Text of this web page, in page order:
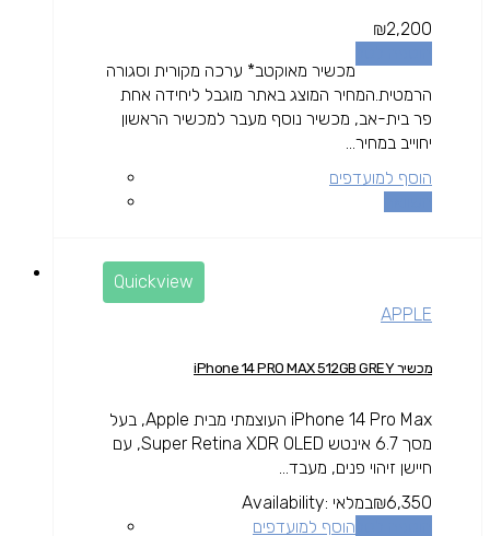
₪2,200
מכשיר מאוקטב* ערכה מקורית וסגורה
הרמטית.המחיר המוצג באתר מוגבל ליחידה אחת
פר בית-אב, מכשיר נוסף מעבר למכשיר הראשון
יחוייב במחיר...
הוסף למועדפים
Quickview
APPLE
מכשיר iPhone 14 PRO MAX 512GB GREY
iPhone 14 Pro Max העוצמתי מבית Apple, בעל
מסך 6.7 אינטש Super Retina XDR OLED, עם
חיישן זיהוי פנים, מעבד...
₪6,350
Availability: במלאי
הוסף למועדפים